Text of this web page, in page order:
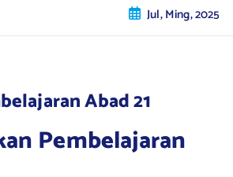
Jul, Ming, 2025
Abad 21
Pembelajaran